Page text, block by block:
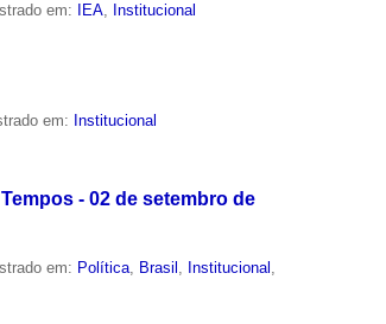
em: IEA, Institucional
em: Institucional
- 02 de setembro de
em: Política Brasil Institucional